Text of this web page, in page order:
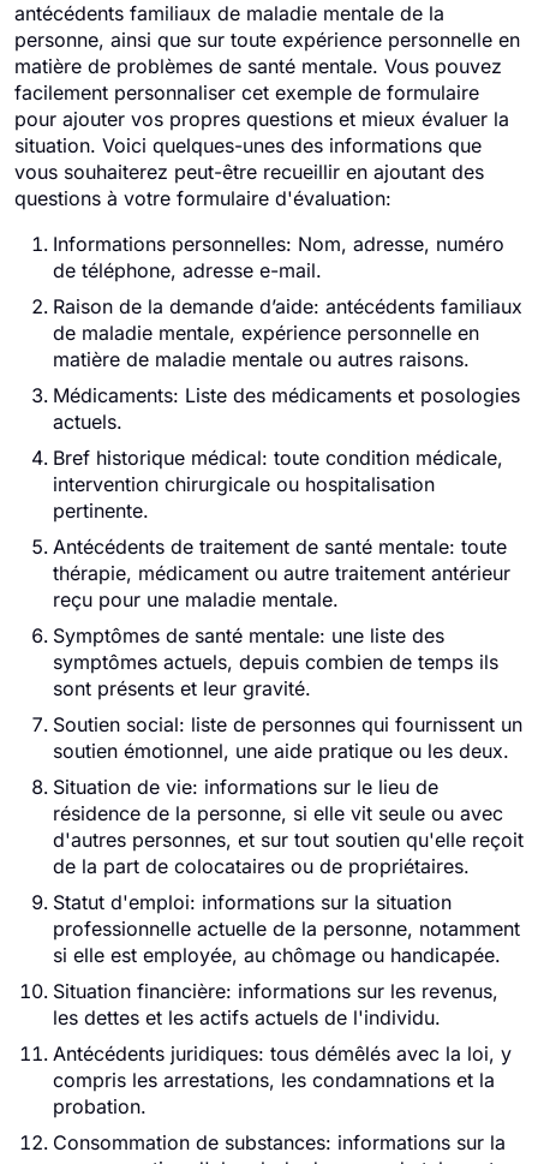
antécédents familiaux de maladie mentale de la
personne, ainsi que sur toute expérience personnelle en
matière de problèmes de santé mentale. Vous pouvez
facilement personnaliser cet exemple de formulaire
pour ajouter vos propres questions et mieux évaluer la
situation. Voici quelques-unes des informations que
vous souhaiterez peut-être recueillir en ajoutant des
questions à votre formulaire d'évaluation:
Informations personnelles: Nom, adresse, numéro
de téléphone, adresse e-mail.
Raison de la demande d’aide: antécédents familiaux
de maladie mentale, expérience personnelle en
matière de maladie mentale ou autres raisons.
Médicaments: Liste des médicaments et posologies
actuels.
Bref historique médical: toute condition médicale,
intervention chirurgicale ou hospitalisation
pertinente.
Antécédents de traitement de santé mentale: toute
thérapie, médicament ou autre traitement antérieur
reçu pour une maladie mentale.
Symptômes de santé mentale: une liste des
symptômes actuels, depuis combien de temps ils
sont présents et leur gravité.
Soutien social: liste de personnes qui fournissent un
soutien émotionnel, une aide pratique ou les deux.
Situation de vie: informations sur le lieu de
résidence de la personne, si elle vit seule ou avec
d'autres personnes, et sur tout soutien qu'elle reçoit
de la part de colocataires ou de propriétaires.
Statut d'emploi: informations sur la situation
professionnelle actuelle de la personne, notamment
si elle est employée, au chômage ou handicapée.
Situation financière: informations sur les revenus,
les dettes et les actifs actuels de l'individu.
Antécédents juridiques: tous démêlés avec la loi, y
compris les arrestations, les condamnations et la
probation.
Consommation de substances: informations sur la